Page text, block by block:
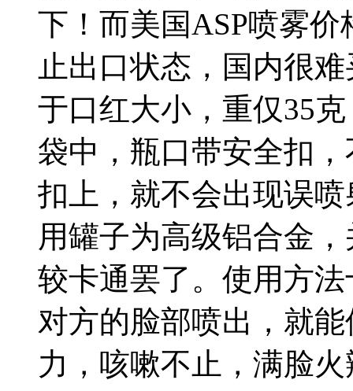
下！而美国ASP喷雾
止出口状态，国内很
于口红大小，重仅35
袋中，瓶口带安全扣
扣上，就不会出现误
用罐子为高级铝合金
较卡通罢了。使用方
对方的脸部喷出，就
力，咳嗽不止，满脸